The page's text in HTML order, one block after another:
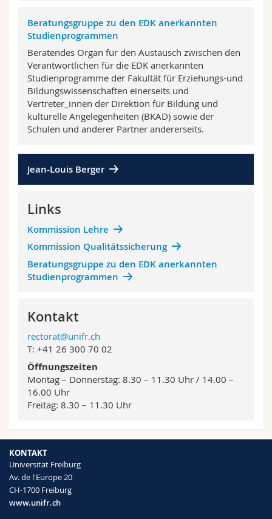
Beratungsgruppe zu den EDK anerkannten
Studienprogrammen
Beratendes Organ für den Austausch zwischen den
Verantwortlichen für die EDK anerkannten
Studienprogramme der Fakultät für Erziehungs-und
Bildungswissenschaften einerseits und
Vertreter_innen der Direktion für Bildung und
kulturelle Angelegenheiten (BKAD) sowie der
Schulen und anderer Partner andererseits.
Jean-Louis Berger
Links
Kommission Lehre
Kommission Qualitätssicherung
Beratungsgruppe zu den EDK anerkannten
Studienprogrammen
Kontakt
rectorat@unifr.ch
T: +41 26 300 70 02
Öffnungszeiten
Montag – Donnerstag: 8.30 – 11.30 Uhr / 14.00 –
16.00 Uhr
Freitag: 8.30 – 11.30 Uhr
KONTAKT
Universität Freiburg
Av. de l'Europe 20
CH-1700 Freiburg
www.unifr.ch